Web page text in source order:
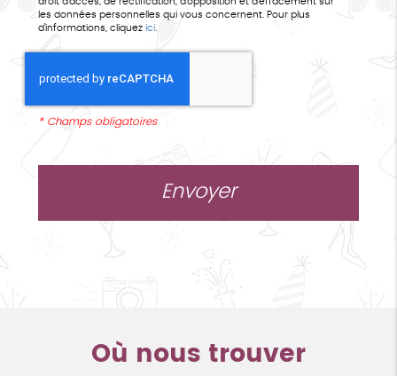
les données personnelles qui vous concernent. Pour plus
d’informations, cliquez ici.
* Champs obligatoires
Où nous trouver